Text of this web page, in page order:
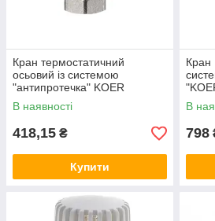
Кран термостатичний
осьовий із системою
"антипротечка" KOER
KR.931-Gi — 1/2x1/2
(KR3064)
В наявності
418,15 ₴
Купити
Кран
В
798